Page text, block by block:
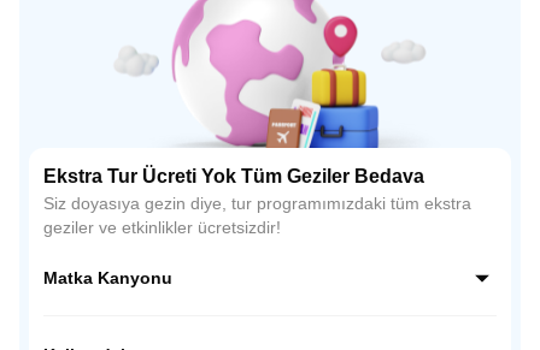
Ekstra Tur Ücreti Yok Tüm Geziler Bedava
Siz doyasıya gezin diye, tur programımızdaki tüm ekstra
geziler ve etkinlikler ücretsizdir!
Matka Kanyonu